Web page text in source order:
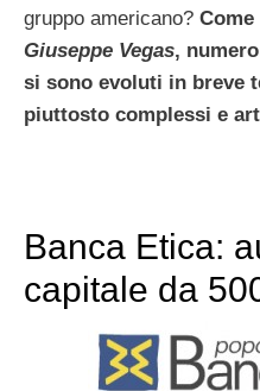
gruppo americano?
Giuseppe Vegas,
si sono evoluti in breve
piuttosto complessi e
Banca Etica:
capitale da